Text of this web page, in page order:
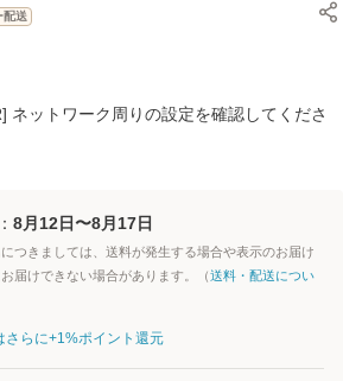
配送
ネットワーク周りの設定を確認してくださ
8月12日〜8月17日
つきましては、送料が発生する場合や表示のお届け
届けできない場合があります。（送料・配送につい
さらに+1%ポイント還元